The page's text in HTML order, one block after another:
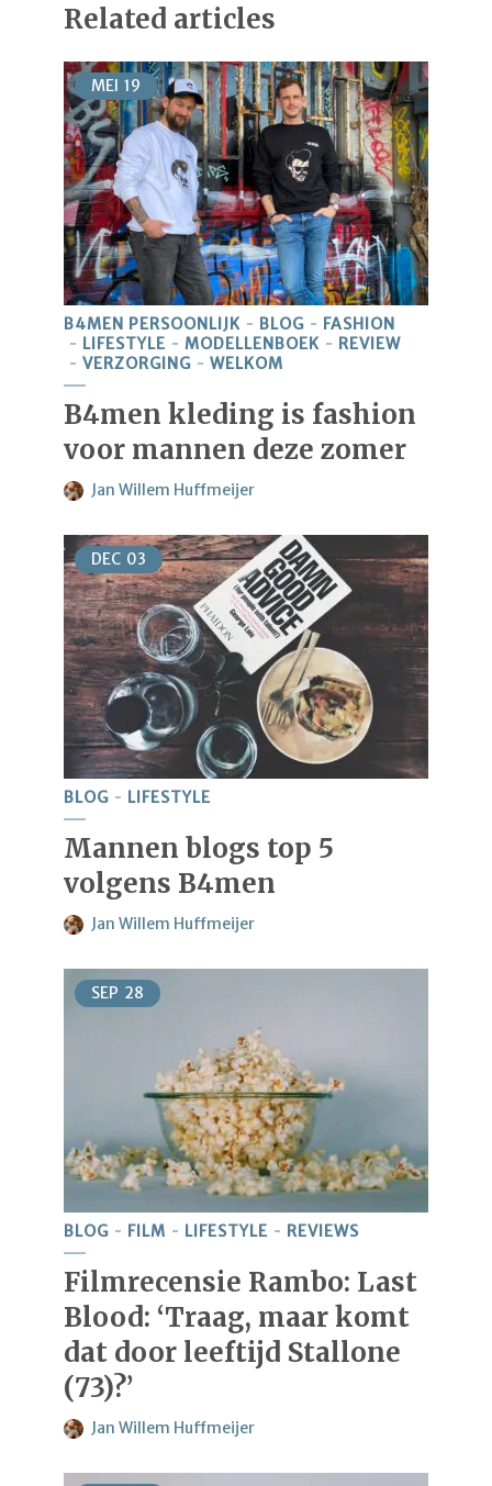
Related articles
MEI 19
B4MEN PERSOONLIJK BLOG
FASHION
LIFESTYLE
MODELLENBOEK
REVIEW
VERZORGING
WELKOM
B4men kleding is fashion
voor mannen deze zomer
Jan Willem Huffmeijer
DEC 03
BLOG LIFESTYLE
Mannen blogs top 5
volgens B4men
Jan Willem Huffmeijer
SEP 28
BLOG FILM LIFESTYLE REVIEWS
Filmrecensie Rambo: Last
Blood: ‘Traag, maar komt
dat door leeftijd Stallone
(73)?’
Jan Willem Huffmeijer